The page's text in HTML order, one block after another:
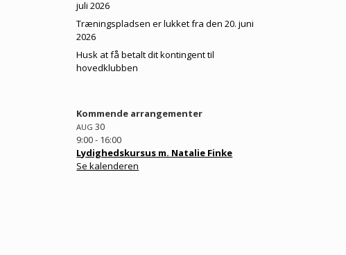
juli 2026
Træningspladsen er lukket fra den 20. juni
2026
Husk at få betalt dit kontingent til
hovedklubben
Kommende arrangementer
AUG30
9:00- 16:00
Lydighedskursus m. Natalie Finke
Se kalenderen